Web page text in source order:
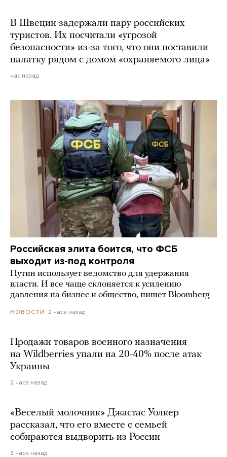
В Швеции задержали пару российских
туристов. Их посчитали «угрозой
безопасности» из-за того, что они поставили
палатку рядом с домом «охраняемого лица»
час назад
Российская элита боится, что ФСБ
выходит из-под контроля
Путин использует ведомство для удержания
власти. И все чаще склоняется к усилению
давления на бизнес и общество, пишет Bloomberg
НОВОСТИ 2 часа назад
Продажи товаров военного назначения
на Wildberries упали на 20-40% после атак
Украины
2 часа назад
«Веселый молочник» Джастас Уолкер
рассказал, что его вместе с семьей
собираются выдворить из России
3 часа назад